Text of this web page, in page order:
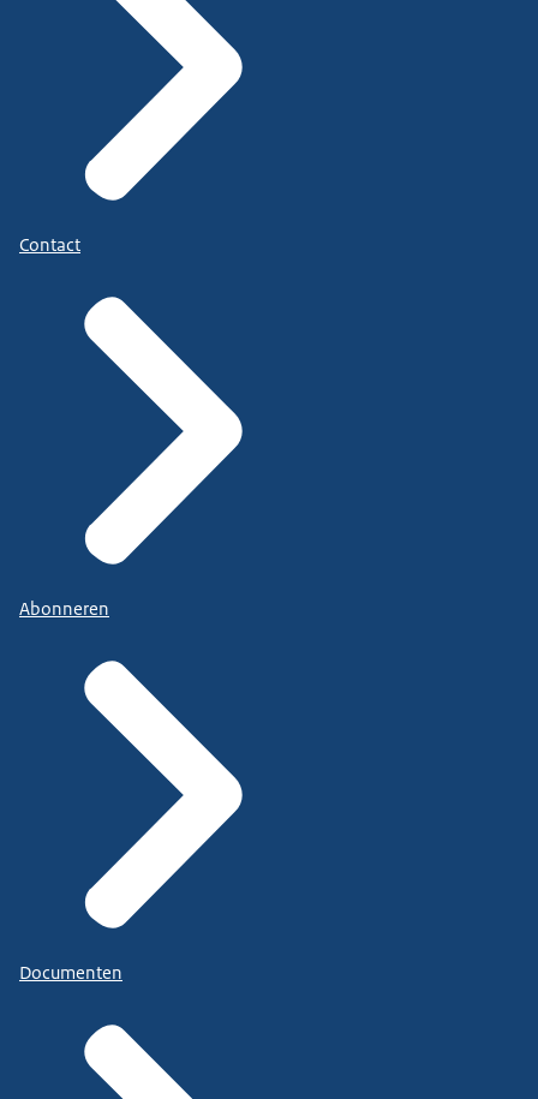
Contact
Abonneren
Documenten